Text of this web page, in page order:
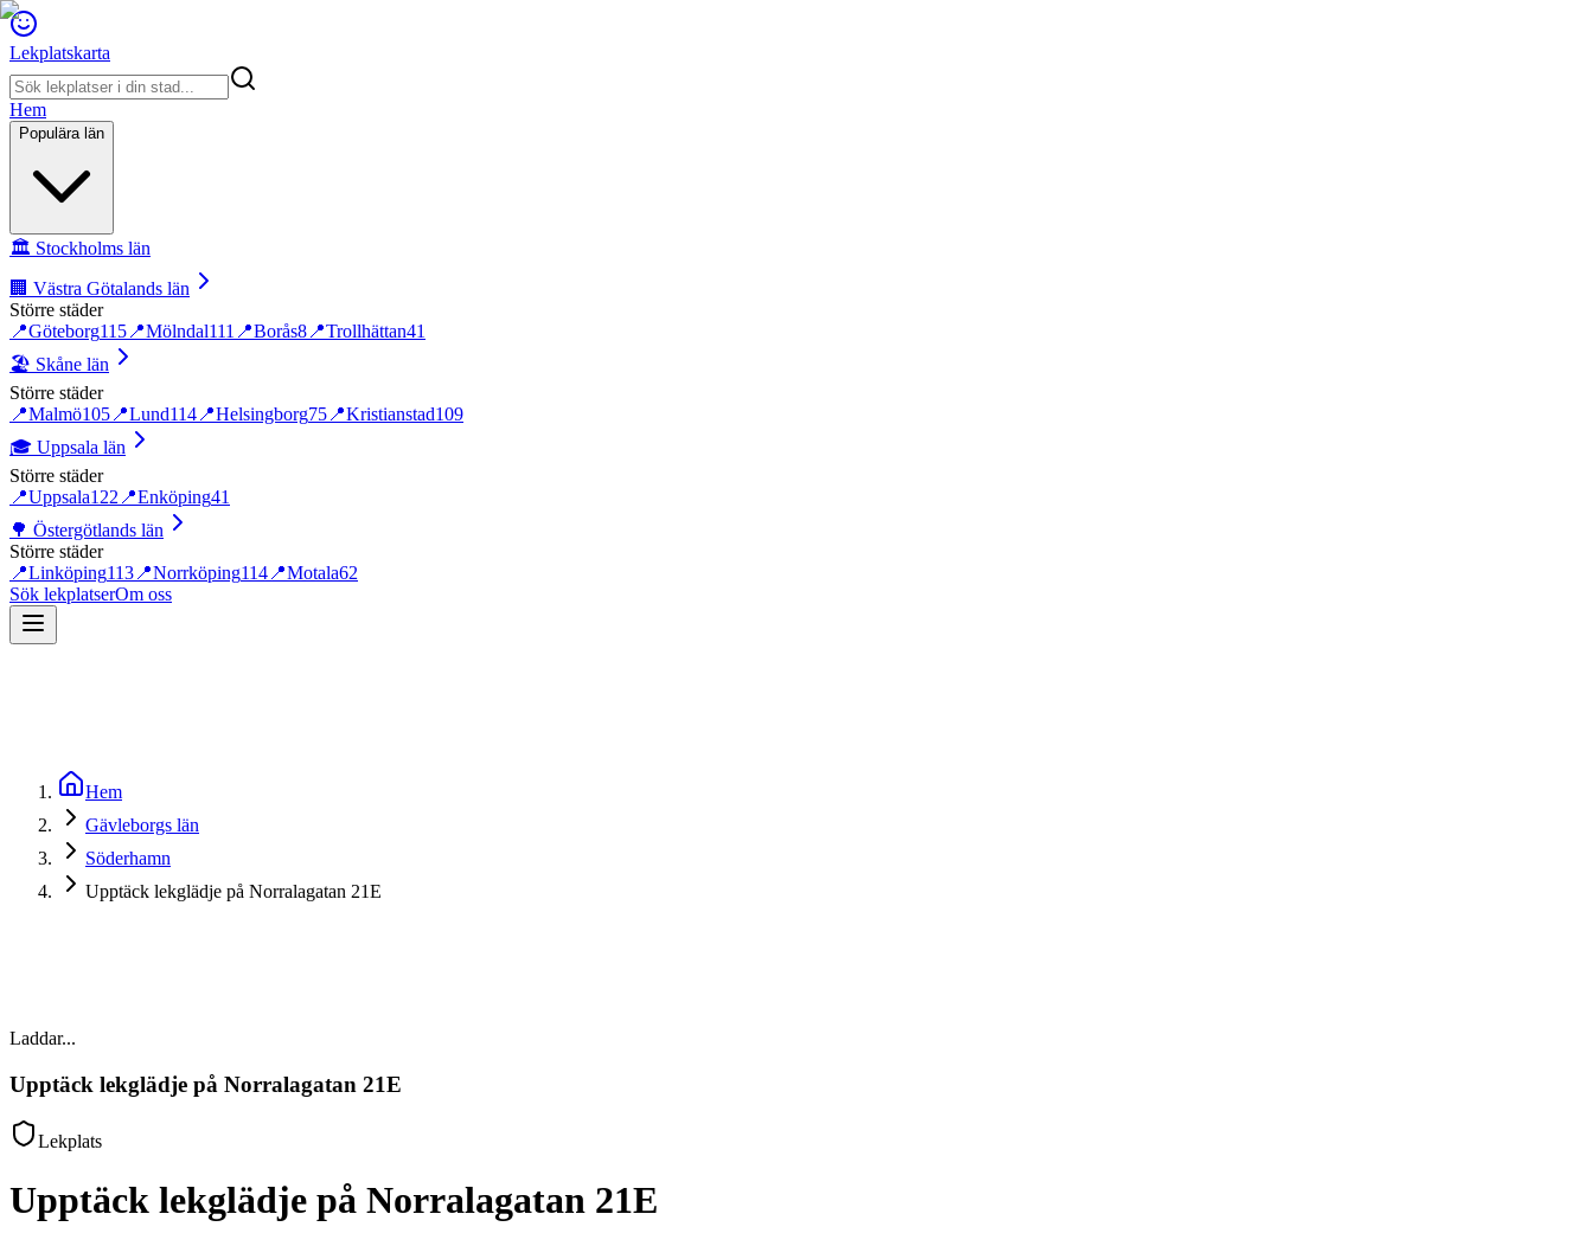
Lekplatskarta
Hem
Populära län
🏛️ Stockholms län
🏢 Västra Götalands län
Större städer
📍Göteborg115 📍Mölndal111 📍Borås8 📍Trollhättan41
🏖️ Skåne län
Större städer
📍Malmö105 📍Lund114 📍Helsingborg75 📍Kristianstad109
🎓 Uppsala län
Större städer
📍Uppsala122 📍Enköping41
🌳 Östergötlands län
Större städer
📍Linköping113 📍Norrköping114 📍Motala62
Sök lekplatserOm oss
Hem
Gävleborgs län
Söderhamn
Upptäck lekglädje på Norralagatan 21E
Laddar...
Upptäck lekglädje på Norralagatan 21E
Lekplats
Upptäck lekglädje på Norralagatan 21E